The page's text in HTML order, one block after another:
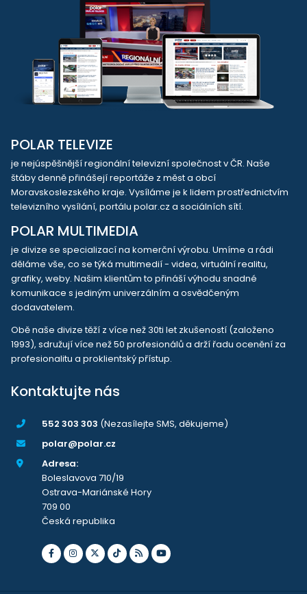
POLAR TELEVIZE
je nejúspěšnější regionální televizní společnost v ČR. Naše
štáby denně přinášejí reportáže z měst a obcí
Moravskoslezského kraje. Vysíláme je k lidem prostřednictvím
televizního vysílání, portálu polar.cz a sociálních sítí.
POLAR MULTIMEDIA
je divize se specializací na komerční výrobu. Umíme a rádi
děláme vše, co se týká multimedií - videa, virtuální realitu,
grafiky, weby. Našim klientům to přináší výhodu snadné
komunikace s jediným univerzálním a osvědčeným
dodavatelem.
Obě naše divize těží z více než 30ti let zkušeností (založeno
1993), sdružují více než 50 profesionálů a drží řadu ocenění za
profesionalitu a proklientský přístup.
Kontaktujte nás
552 303 303 (Nezasílejte SMS, děkujeme)
polar@polar.cz
Adresa:
Boleslavova 710/19
Ostrava-Mariánské Hory
709 00
Česká republika